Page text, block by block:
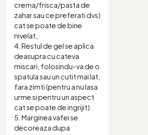
crema/frisca/pasta de
zahar sau ce preferati dvs)
cat se poate de bine
nivelat,
4. Restul de gel se aplica
deasupra cu cateva
miscari, folosindu-va de o
spatula sau un cutit mai lat,
fara zimti (pentru a nu lasa
urme si pentru un aspect
cat se poate de ingrijit).
5. Marginea vafei se
decoreaza dupa